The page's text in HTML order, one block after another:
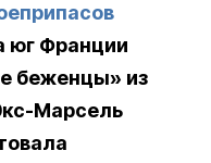
юг Франции
беженцы» из
Марсель